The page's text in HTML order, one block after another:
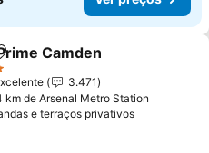
aos favoritos
Camden
3.471
km de Arsenal Metro Station
e terraços privativosVer preços